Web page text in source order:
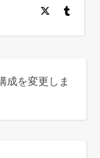
成を変更しま